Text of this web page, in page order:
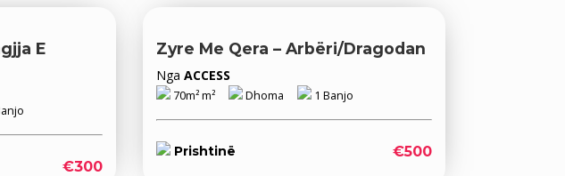
E
€300
Zyre Me Qera – Arbëri/Dragodan
NgaACCESS
70m² m² Dhoma 1 Banjo
Prishtinë €500